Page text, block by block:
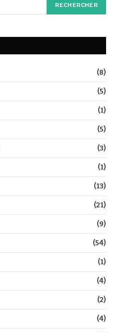
(8)
(5)
(1)
(5)
(3)
(1)
(13)
(21)
(9)
(54)
(1)
(4)
(2)
(4)